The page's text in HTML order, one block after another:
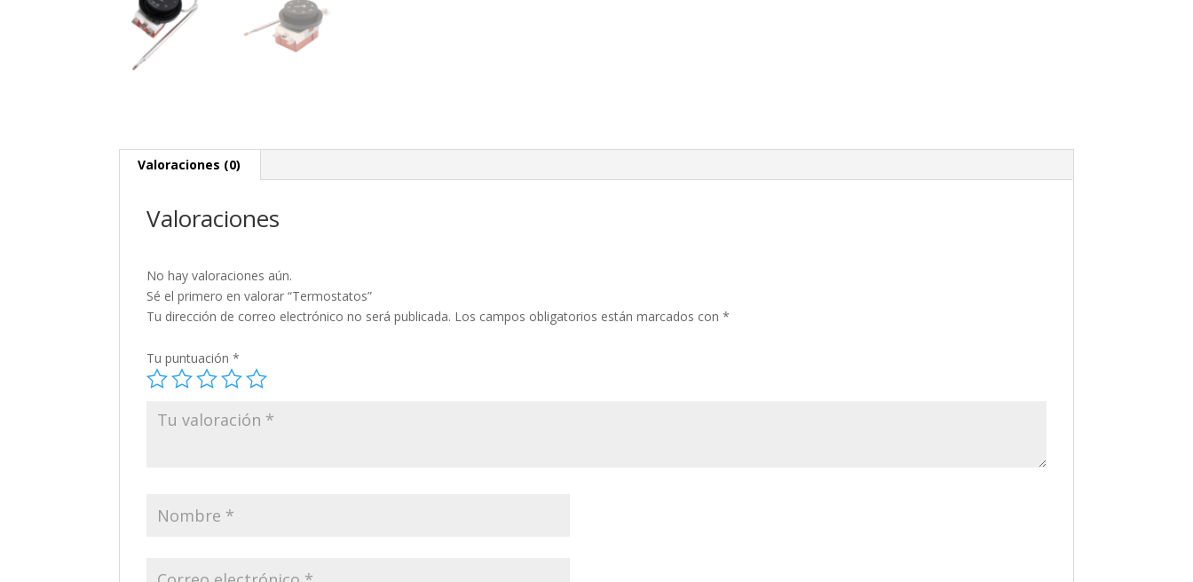
Valoraciones (0)
Valoraciones
No hay valoraciones aún.
Sé el primero en valorar “Termostatos”
Tu dirección de correo electrónico no será publicada. Los campos obligatorios están marcados con*
Tu puntuación*